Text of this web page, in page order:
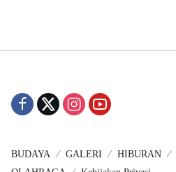
BUDAYA GALERI HIBURAN